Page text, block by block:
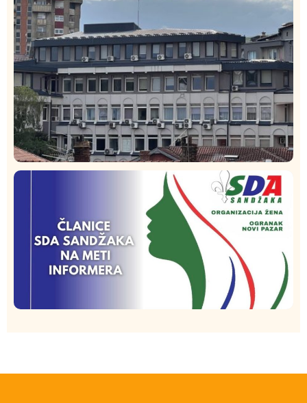
Podignut optužni predlog protiv E.A. zbog napada u
Novom Pazaru, produžen mu pritvor